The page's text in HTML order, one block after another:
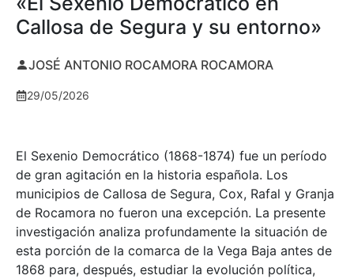
Callosa de Segura y su entorno»
JOSÉ ANTONIO ROCAMORA ROCAMORA
29/05/2026
El Sexenio Democrático (1868-1874) fue un período
de gran agitación en la historia española. Los
municipios de Callosa de Segura, Cox, Rafal y Granja
de Rocamora no fueron una excepción. La presente
investigación analiza profundamente la situación de
esta porción de la comarca de la Vega Baja antes de
1868 para, después, estudiar la evolución política,